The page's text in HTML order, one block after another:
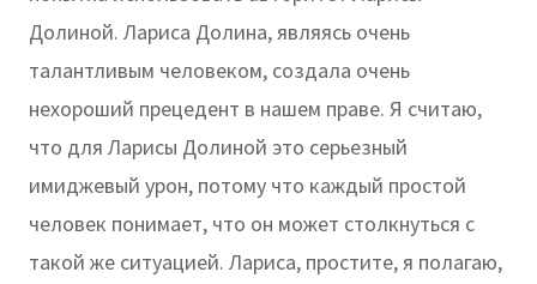
Долиной. Лариса Долина, являясь очень
талантливым человеком, создала очень
нехороший прецедент в нашем праве. Я считаю,
что для Ларисы Долиной это серьезный
имиджевый урон, потому что каждый простой
человек понимает, что он может столкнуться с
такой же ситуацией. Лариса, простите, я полагаю,